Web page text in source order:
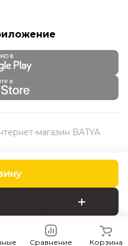
Сравнение Корзина
магазин BATYA